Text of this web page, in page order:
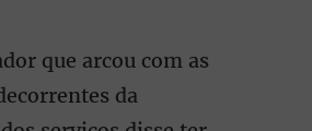
que arcou com as
da